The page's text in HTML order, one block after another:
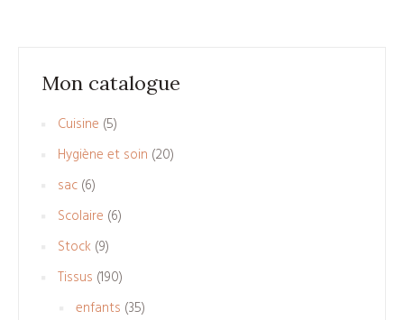
Mon catalogue
Cuisine 55
produits
Hygiène et soin 2020
sac 66
produits
Scolaire 66
Stock 99
produits
Tissus 190190
produits
enfants 3535